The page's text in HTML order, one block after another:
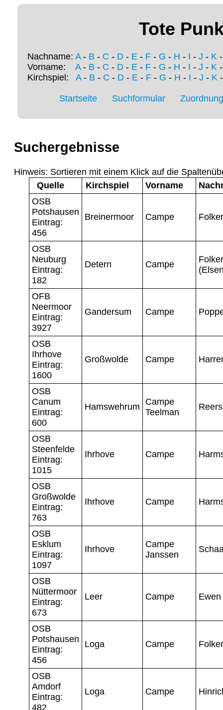
Tote
Nachname: A- B - C - D - E - F - G - H - I - J - K
Vorname: A- B - C - D - E - F - G - H - I - J - K
Kirchspiel: A- B - C - D- E- F- G - H - I - J - K
Startseite Suchformular
Suchergebnisse
Hinweis: Sortieren mit einem Klick auf die
Quelle
Kirchspiel Vorname
OSB
Potshausen
Eintrag:
456
Breinermoor Campe
OSB
Neuburg
Eintrag:
182
Detern Campe
OFB
Neermoor
Eintrag:
3927
Gandersum Campe
OSB
Ihrhove
Eintrag:
1600
Großwolde Campe
OSB
Canum
Eintrag:
600
Hamswehrum
Campe
Teelman
OSB
Steenfelde
Eintrag:
1015
Ihrhove Campe
OSB
Großwolde
Eintrag:
763
Ihrhove Campe
OSB
Esklum
Eintrag:
1097
Ihrhove
Campe
Janssen
OSB
Nüttermoor
Eintrag:
673
Leer Campe Ewen
OSB
Potshausen
Eintrag:
456
Loga Campe
OSB
Amdorf
Eintrag:
482
Loga Campe